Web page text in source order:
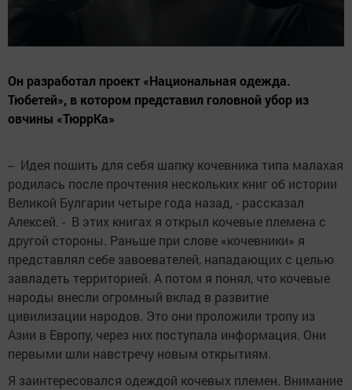
Он разработал проект «Национальная одежда.
Тюбетей», в котором представил головной убор из
овчины «ТюррКа»
-- Идея пошить для себя шапку кочевника типа малахая
родилась после прочтения нескольких книг об истории
Великой Булгарии четыре года назад, - рассказал
Алексей. - В этих книгах я открыл кочевые племена с
другой стороны. Раньше при слове «кочевники» я
представлял себе завоевателей, нападающих с целью
завладеть территорией. А потом я понял, что кочевые
народы внесли огромный вклад в развитие
цивилизации народов. Это они проложили тропу из
Азии в Европу, через них поступала информация. Они
первыми шли навстречу новым открытиям.
Я заинтересовался одеждой кочевых племен. Внимание